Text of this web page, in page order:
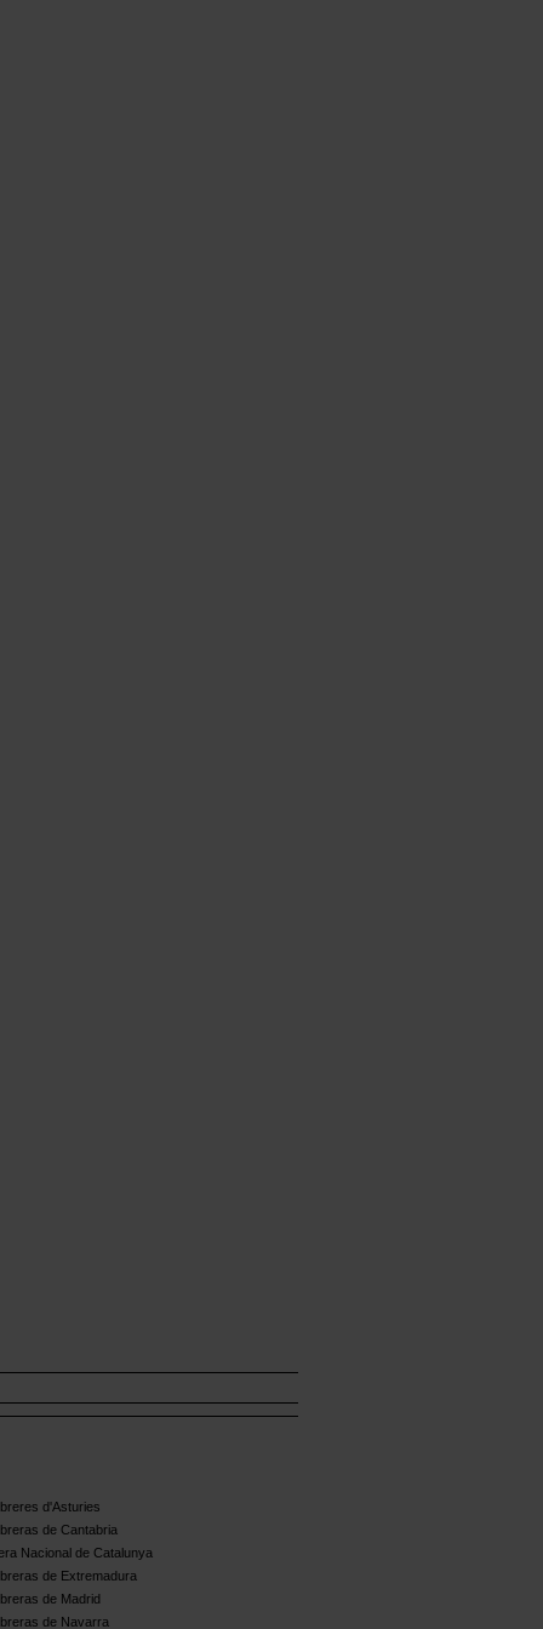
d'Asturies
de Cantabria
Nacional de Catalunya
de Extremadura
de Madrid
de Navarra